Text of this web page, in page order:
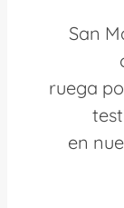
San
ruega
en